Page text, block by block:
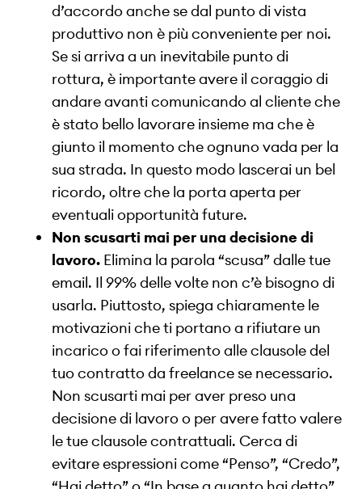
d’accordo anche se dal punto di vista
produttivo non è più conveniente per noi.
Se si arriva a un inevitabile punto di
rottura, è importante avere il coraggio di
andare avanti comunicando al cliente che
è stato bello lavorare insieme ma che è
giunto il momento che ognuno vada per la
sua strada. In questo modo lascerai un bel
ricordo, oltre che la porta aperta per
eventuali opportunità future.
Non scusarti mai per una decisione di
lavoro. Elimina la parola “scusa” dalle tue
email. Il 99% delle volte non c’è bisogno di
usarla. Piuttosto, spiega chiaramente le
motivazioni che ti portano a rifiutare un
incarico o fai riferimento alle clausole del
tuo contratto da freelance se necessario.
Non scusarti mai per aver preso una
decisione di lavoro o per avere fatto valere
le tue clausole contrattuali. Cerca di
evitare espressioni come “Penso”, “Credo”,